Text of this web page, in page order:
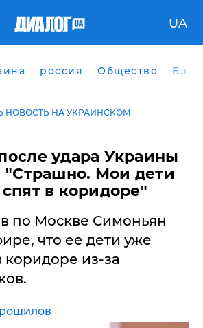
UA
россия Общество
НОВОСТЬ НА УКРАИНСКОМ
удара Украины
"Страшно. Мои дети
в коридоре"
по Москве Симоньян
что ее дети уже
коридоре из-за